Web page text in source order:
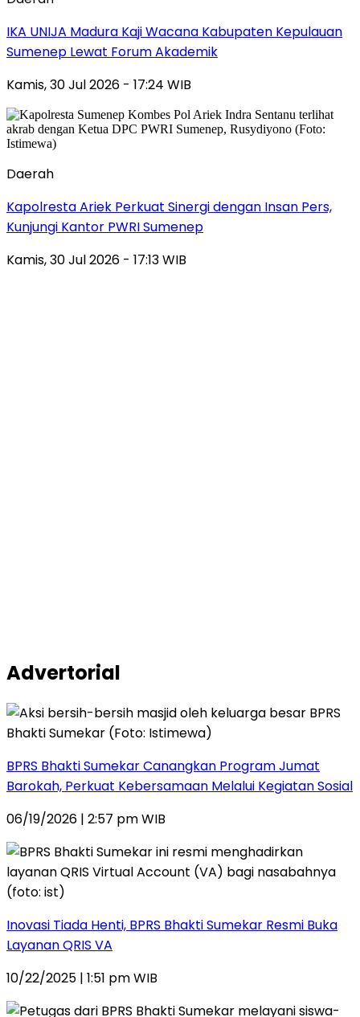
IKA UNIJA Madura Kaji Wacana Kabupaten Kepulauan
Sumenep Lewat Forum Akademik
Kamis, 30 Jul 2026 - 17:24 WIB
Daerah
Kapolresta Ariek Perkuat Sinergi dengan Insan Pers,
Kunjungi Kantor PWRI Sumenep
Kamis, 30 Jul 2026 - 17:13 WIB
Advertorial
BPRS Bhakti Sumekar Canangkan Program Jumat
Barokah, Perkuat Kebersamaan Melalui Kegiatan Sosial
06/19/2026 | 2:57 pm WIB
Inovasi Tiada Henti, BPRS Bhakti Sumekar Resmi Buka
Layanan QRIS VA
10/22/2025 | 1:51 pm WIB